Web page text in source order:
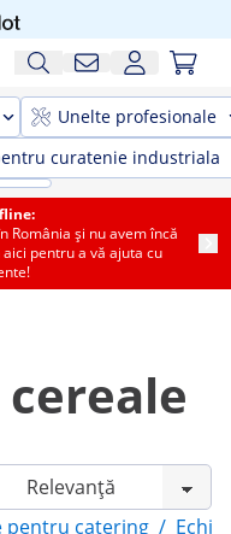
Unelte profesionale
curatenie industriala
România și nu avem încă
pentru a vă ajuta cu
pentru catering /